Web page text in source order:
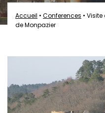
Accueil • Conferences •
de Monpazier